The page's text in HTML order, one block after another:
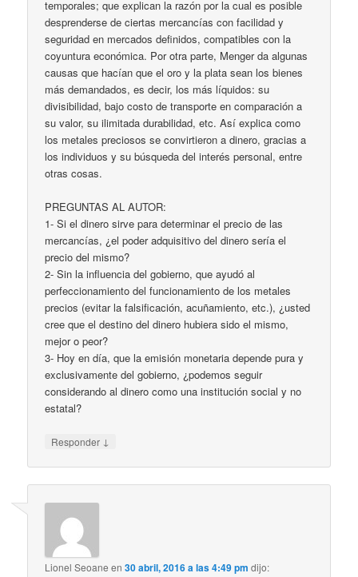
temporales; que explican la razón por la cual es posible
desprenderse de ciertas mercancías con facilidad y
seguridad en mercados definidos, compatibles con la
coyuntura económica. Por otra parte, Menger da algunas
causas que hacían que el oro y la plata sean los bienes
más demandados, es decir, los más líquidos: su
divisibilidad, bajo costo de transporte en comparación a
su valor, su ilimitada durabilidad, etc. Así explica como
los metales preciosos se convirtieron a dinero, gracias a
los individuos y su búsqueda del interés personal, entre
otras cosas.
PREGUNTAS AL AUTOR:
1- Si el dinero sirve para determinar el precio de las
mercancías, ¿el poder adquisitivo del dinero sería el
precio del mismo?
2- Sin la influencia del gobierno, que ayudó al
perfeccionamiento del funcionamiento de los metales
precios (evitar la falsificación, acuñamiento, etc.), ¿usted
cree que el destino del dinero hubiera sido el mismo,
mejor o peor?
3- Hoy en día, que la emisión monetaria depende pura y
exclusivamente del gobierno, ¿podemos seguir
considerando al dinero como una institución social y no
estatal?
Responder ↓
Lionel Seoane en30 abril, 2016 a las 4:49 pm dijo: